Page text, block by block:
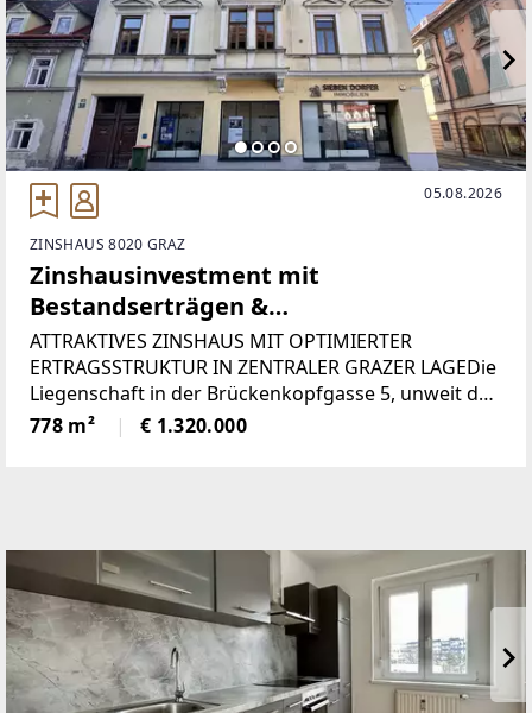
05.08.2026
ZINSHAUS 8020 GRAZ
Zinshausinvestment mit
Bestandserträgen &
Kurzzeitvermietung in Graz
ATTRAKTIVES ZINSHAUS MIT OPTIMIERTER
ERTRAGSSTRUKTUR IN ZENTRALER GRAZER LAGEDie
Liegenschaft in der Brückenkopfgasse 5, unweit des
Griesplatzes, vereint laufende Bestandserträge mit
weiterem Entwicklungspotenzial und richtet sich
778 m² € 1.320.000